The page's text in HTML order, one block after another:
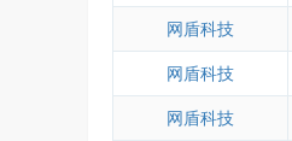
网盾科技
网盾科技
网盾科技